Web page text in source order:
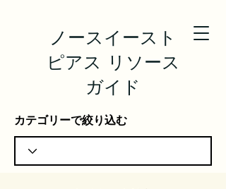
ノースイースト
ピアス リソース
ガイド
カテゴリーで絞り込む